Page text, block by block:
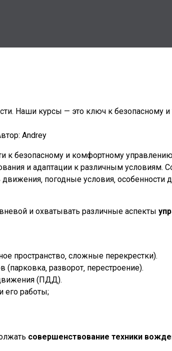
Наши курсы — это ключ к
Andrey
к безопасному и комфортному
и адаптации к различным
погодные условия‚
и охватывать различные аспекты
пространство‚ сложные перекрестки).
(парковка‚ разворот‚ перестроение).
(ПДД).
его работы;
совершенствование техники